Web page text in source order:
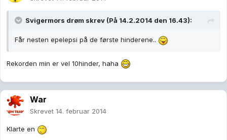
Svigermors drøm skrev (På 14.2.2014 den 16.43):
Får nesten epelepsi på de første hinderene..
Rekorden min er vel 10hinder, haha
War
Skrevet 14. februar 2014
Klarte en